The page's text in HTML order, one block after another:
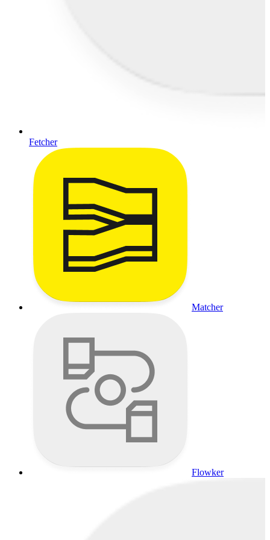
Fetcher
Matcher
Flowker